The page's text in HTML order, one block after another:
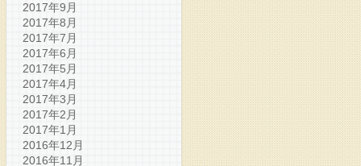
2017年9月
2017年8月
2017年7月
2017年6月
2017年5月
2017年4月
2017年3月
2017年2月
2017年1月
2016年12月
2016年11月